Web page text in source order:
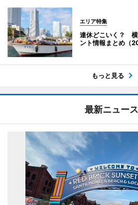
エリア特集
連休どこいく？ 横
ント情報まとめ（
もっと見る
最新ニュース